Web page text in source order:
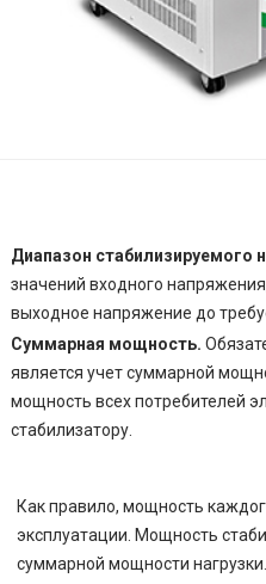
Диапазон стабилизируемого
значений входного
выходное напряжение до
Суммарная мощность.
является учет суммарной
мощность всех потребителей
стабилизатору.
Как правило, мощность
эксплуатации. Мощность
суммарной мощности нагрузки.